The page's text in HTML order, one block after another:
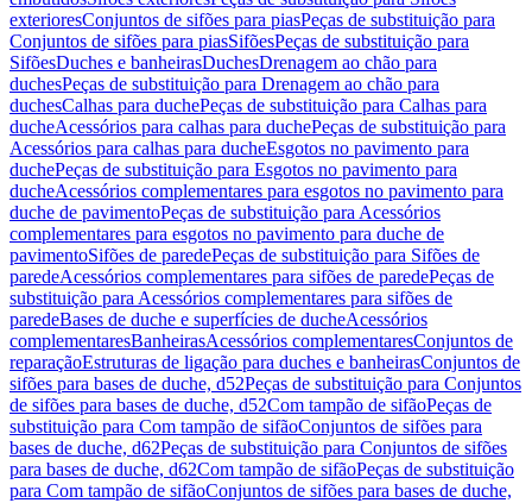
exterioresConjuntos de sifões para piasPeças de substituição para
Conjuntos de sifões para piasSifõesPeças de substituição para
SifõesDuches e banheirasDuchesDrenagem ao chão para
duchesPeças de substituição para Drenagem ao chão para
duchesCalhas para duchePeças de substituição para Calhas para
ducheAcessórios para calhas para duchePeças de substituição para
Acessórios para calhas para ducheEsgotos no pavimento para
duchePeças de substituição para Esgotos no pavimento para
ducheAcessórios complementares para esgotos no pavimento para
duche de pavimentoPeças de substituição para Acessórios
complementares para esgotos no pavimento para duche de
pavimentoSifões de paredePeças de substituição para Sifões de
paredeAcessórios complementares para sifões de paredePeças de
substituição para Acessórios complementares para sifões de
paredeBases de duche e superfícies de ducheAcessórios
complementaresBanheirasAcessórios complementaresConjuntos de
reparaçãoEstruturas de ligação para duches e banheirasConjuntos de
sifões para bases de duche, d52Peças de substituição para Conjuntos
de sifões para bases de duche, d52Com tampão de sifãoPeças de
substituição para Com tampão de sifãoConjuntos de sifões para
bases de duche, d62Peças de substituição para Conjuntos de sifões
para bases de duche, d62Com tampão de sifãoPeças de substituição
para Com tampão de sifãoConjuntos de sifões para bases de duche,